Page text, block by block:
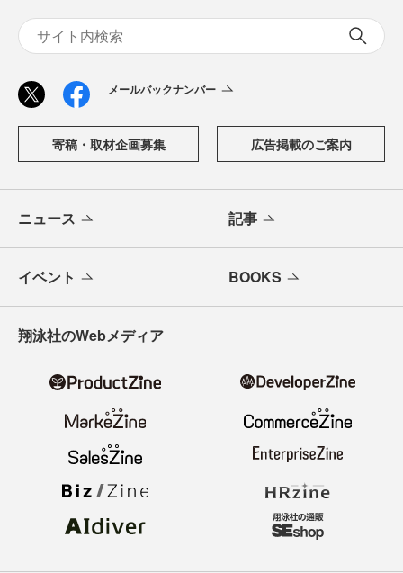
メールバックナンバー
寄稿・取材企画募集 広告掲載のご案内
ニュース 記事
イベント BOOKS
翔泳社のWebメディア